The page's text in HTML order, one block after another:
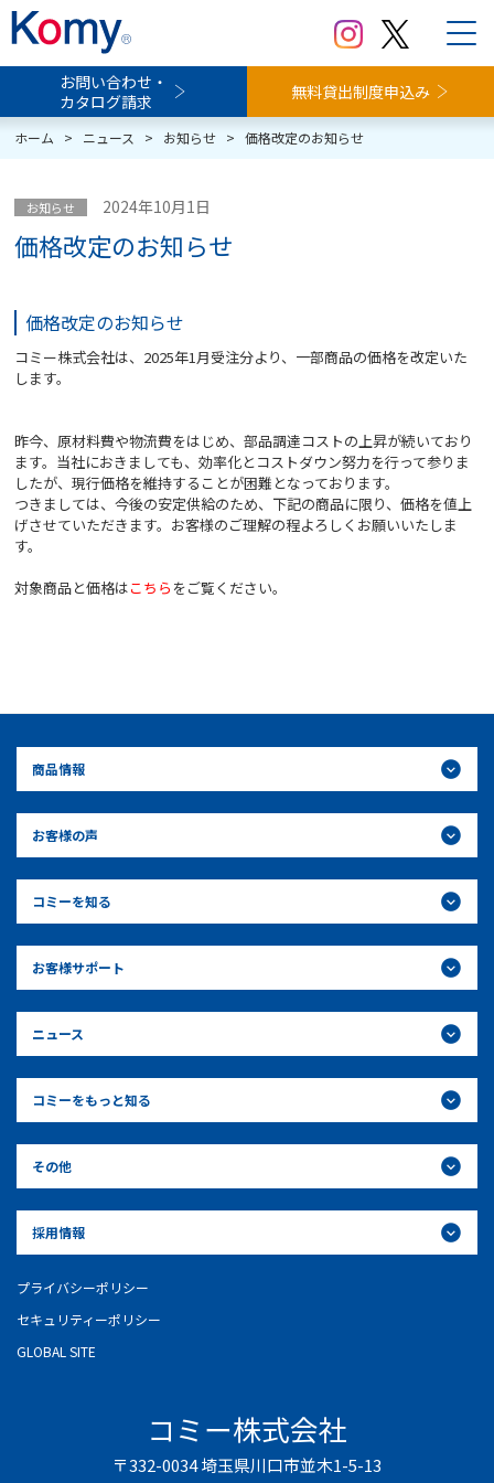
お問い合わせ・
カタログ請求
無料貸出制度申込み
ホーム > ニュース > お知らせ > 価格改定のお知らせ
お知らせ 2024年10月1日
価格改定のお知らせ
価格改定のお知らせ
コミー株式会社は、2025年1月受注分より、一部商品の価格を改定いた
します。
昨今、原材料費や物流費をはじめ、部品調達コストの上昇が続いており
ます。当社におきましても、効率化とコストダウン努力を行って参りま
したが、現行価格を維持することが困難となっております。
つきましては、今後の安定供給のため、下記の商品に限り、価格を値上
げさせていただきます。お客様のご理解の程よろしくお願いいたしま
す。
対象商品と価格はこちら をご覧ください。
商品情報
お客様の声
コミーを知る
お客様サポート
ニュース
コミーをもっと知る
その他
採用情報
プライバシーポリシー
セキュリティーポリシー
GLOBAL SITE
コミー株式会社
〒332-0034 埼玉県川口市並木1-5-13